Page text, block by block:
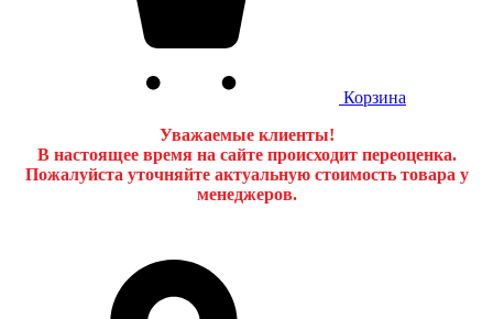
Корзина
Уважаемые клиенты!
В настоящее время на сайте происходит переоценка.
Пожалуйста уточняйте актуальную стоимость товара у
менеджеров.